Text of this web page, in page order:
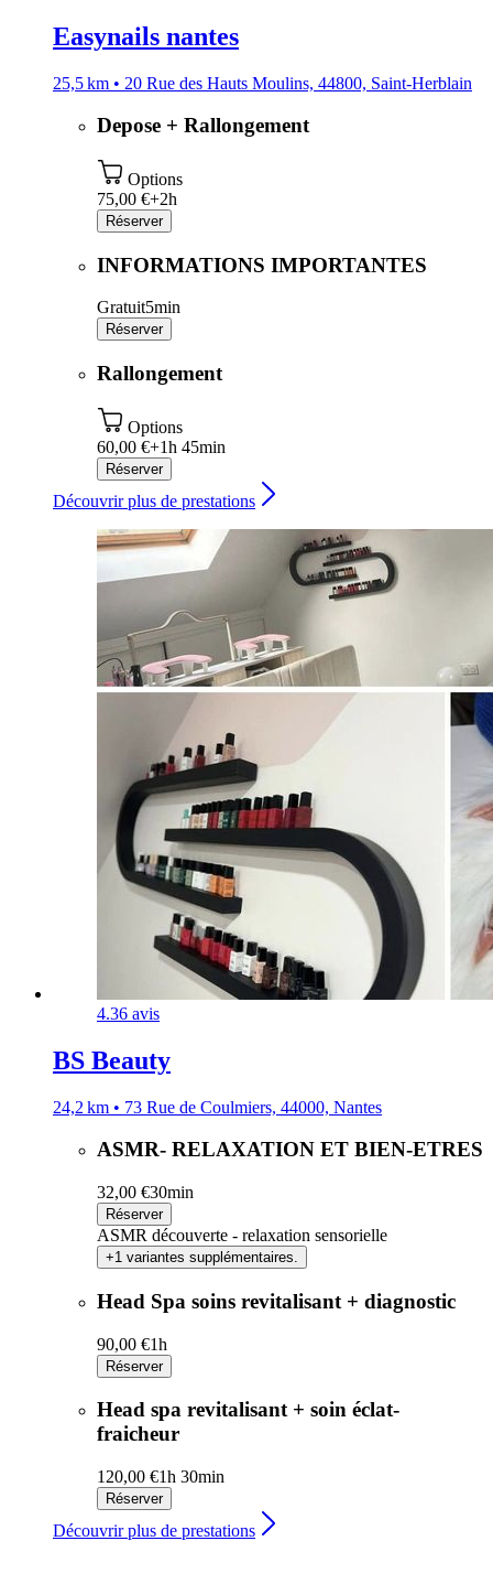
Easynails nantes
25,5 km • 20 Rue des Hauts Moulins, 44800, Saint-Herblain
Depose + Rallongement
Options
75,00 €+2h
Réserver
INFORMATIONS IMPORTANTES
Gratuit5min
Réserver
Rallongement
Options
60,00 €+1h 45min
Réserver
Découvrir plus de prestations
4.36 avis
BS Beauty
24,2 km • 73 Rue de Coulmiers, 44000, Nantes
ASMR- RELAXATION ET BIEN-ETRES
32,00 €30min
Réserver
ASMR découverte - relaxation sensorielle
+1 variantes supplémentaires.
Head Spa soins revitalisant + diagnostic
90,00 €1h
Réserver
Head spa revitalisant + soin éclat-
fraicheur
120,00 €1h 30min
Réserver
Découvrir plus de prestations